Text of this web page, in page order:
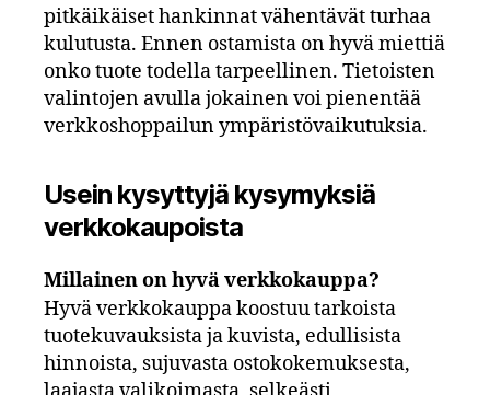
pitkäikäiset hankinnat vähentävät turhaa
kulutusta. Ennen ostamista on hyvä miettiä
onko tuote todella tarpeellinen. Tietoisten
valintojen avulla jokainen voi pienentää
verkkoshoppailun ympäristövaikutuksia.
Usein kysyttyjä kysymyksiä
verkkokaupoista
Millainen on hyvä verkkokauppa?
Hyvä verkkokauppa koostuu tarkoista
tuotekuvauksista ja kuvista, edullisista
hinnoista, sujuvasta ostokokemuksesta,